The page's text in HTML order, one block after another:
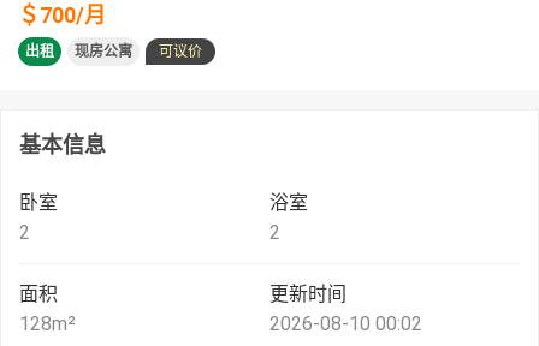
＄700/月
出租 现房公寓 可议价
基本信息
卧室
2
浴室
2
面积
128m²
更新时间
2026-08-10 00:02